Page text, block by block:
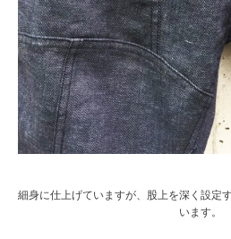
細身に仕上げていますが、股上を深く設定
います。